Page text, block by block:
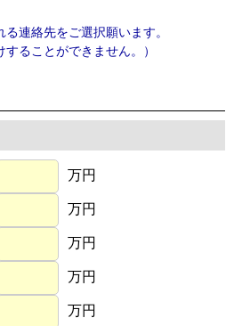
連絡先をご選択願います。
することができません。）
万円
万円
万円
万円
万円